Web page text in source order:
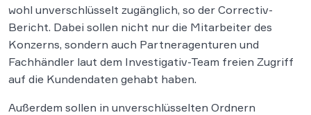
wohl unverschlüsselt zugänglich, so der Correctiv-
Bericht. Dabei sollen nicht nur die Mitarbeiter des
Konzerns, sondern auch Partneragenturen und
Fachhändler laut dem Investigativ-Team freien Zugriff
auf die Kundendaten gehabt haben.
Außerdem sollen in unverschlüsselten Ordnern